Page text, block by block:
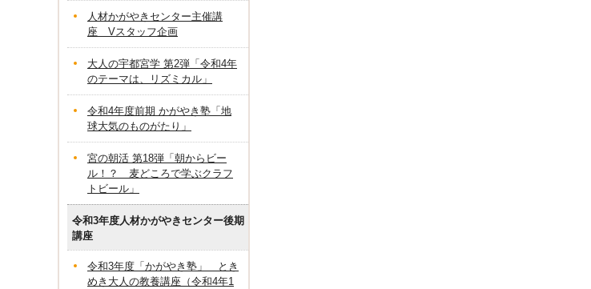
人材かがやきセンター主催講
座 Vスタッフ企画
大人の宇都宮学 第2弾「令和4年
のテーマは、リズミカル」
令和4年度前期 かがやき塾「地
球大気のものがたり」
宮の朝活 第18弾「朝からビー
ル！？ 麦どころで学ぶクラフ
トビール」
令和3年度人材かがやきセンター後期
講座
令和3年度「かがやき塾」 とき
めき大人の教養講座（令和4年1